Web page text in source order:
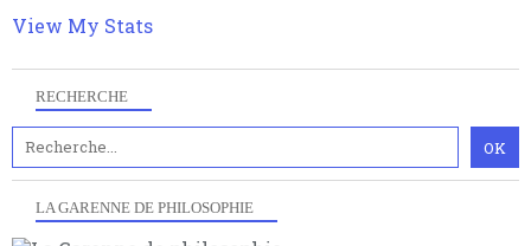
RECHERCHE
LA GARENNE DE PHILOSOPHIE
multiples facteurs et échelles. Ce site contient des
articles pour être apte à un plus grand nombre de
View My Stats